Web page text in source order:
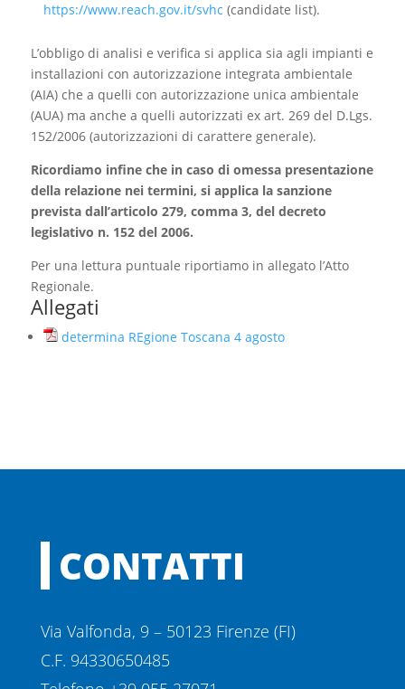
https://www.reach.gov.it/svhc (candidate list).
L’obbligo di analisi e verifica si applica sia agli impianti e
installazioni con autorizzazione integrata ambientale
(AIA) che a quelli con autorizzazione unica ambientale
(AUA) ma anche a quelli autorizzati ex art. 269 del D.Lgs.
152/2006 (autorizzazioni di carattere generale).
Ricordiamo infine che in caso di omessa presentazione
della relazione nei termini, si applica la sanzione
prevista dall’articolo 279, comma 3, del decreto
legislativo n. 152 del 2006.
Per una lettura puntuale riportiamo in allegato l’Atto
Regionale.
Allegati
determina REgione Toscana 4 agosto
CONTATTI
Via Valfonda, 9 – 50123 Firenze (FI)
C.F. 94330650485